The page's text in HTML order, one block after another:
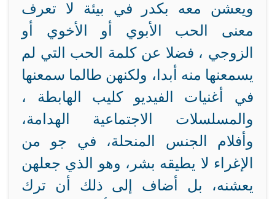
ويعشن معه بكدر في بيئة لا تعرف
معنى الحب الأبوي أو الأخوي أو
الزوجي ، فضلا عن كلمة الحب التي لم
يسمعنها منه أبدا، ولكنهن طالما سمعنها
في أغنيات الفيديو كليب الهابطة ،
والمسلسلات الاجتماعية الهدامة،
وأفلام الجنس المنحلة، في جو من
الإغراء لا يطيقه بشر، وهو الذي جعلهن
يعشنه، بل أضاف إلى ذلك أن ترك